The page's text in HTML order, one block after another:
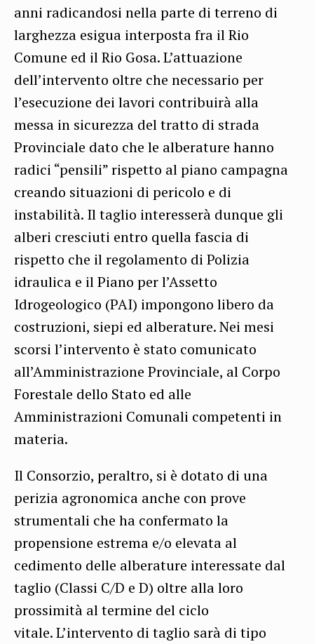
anni radicandosi nella parte di terreno di
larghezza esigua interposta fra il Rio
Comune ed il Rio Gosa. L’attuazione
dell’intervento oltre che necessario per
l’esecuzione dei lavori contribuirà alla
messa in sicurezza del tratto di strada
Provinciale dato che le alberature hanno
radici “pensili” rispetto al piano campagna
creando situazioni di pericolo e di
instabilità. Il taglio interesserà dunque gli
alberi cresciuti entro quella fascia di
rispetto che il regolamento di Polizia
idraulica e il Piano per l’Assetto
Idrogeologico (PAI) impongono libero da
costruzioni, siepi ed alberature. Nei mesi
scorsi l’intervento è stato comunicato
all’Amministrazione Provinciale, al Corpo
Forestale dello Stato ed alle
Amministrazioni Comunali competenti in
materia.
Il Consorzio, peraltro, si è dotato di una
perizia agronomica anche con prove
strumentali che ha confermato la
propensione estrema e/o elevata al
cedimento delle alberature interessate dal
taglio (Classi C/D e D) oltre alla loro
prossimità al termine del ciclo
vitale. L’intervento di taglio sarà di tipo